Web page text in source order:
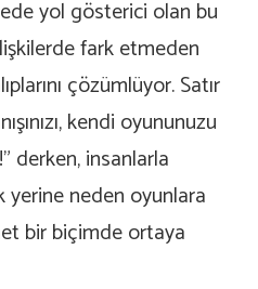
yol gösterici olan bu
fark etmeden
çözümlüyor. Satır
kendi oyununuzu
derken, insanlarla
yerine neden oyunlara
bir biçimde ortaya